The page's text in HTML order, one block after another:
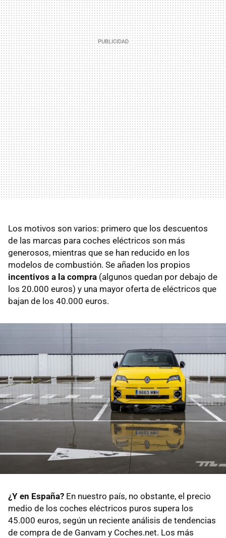
Los motivos son varios: primero que los descuentos
de las marcas para coches eléctricos son más
generosos, mientras que se han reducido en los
modelos de combustión. Se añaden los propios
incentivos a la compra (algunos quedan por debajo de
los 20.000 euros) y una mayor oferta de eléctricos que
bajan de los 40.000 euros.
¿Y en España? En nuestro país, no obstante, el precio
medio de los coches eléctricos puros supera los
45.000 euros, según un reciente análisis de tendencias
de compra de de Ganvam y Coches.net. Los más